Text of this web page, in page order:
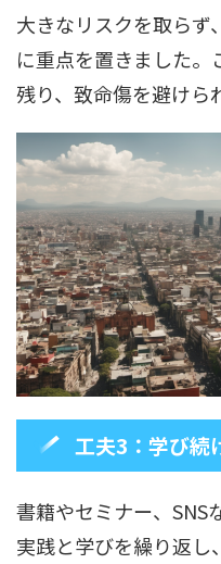
大きなリスクを取らず
に重点を置きました。
残り、致命傷を避けら
工夫3：学び続
書籍やセミナー、SNS
実践と学びを繰り返し